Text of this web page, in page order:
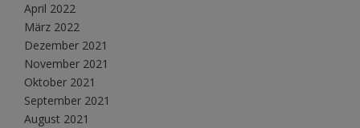
April 2022
März 2022
Dezember 2021
November 2021
Oktober 2021
September 2021
August 2021